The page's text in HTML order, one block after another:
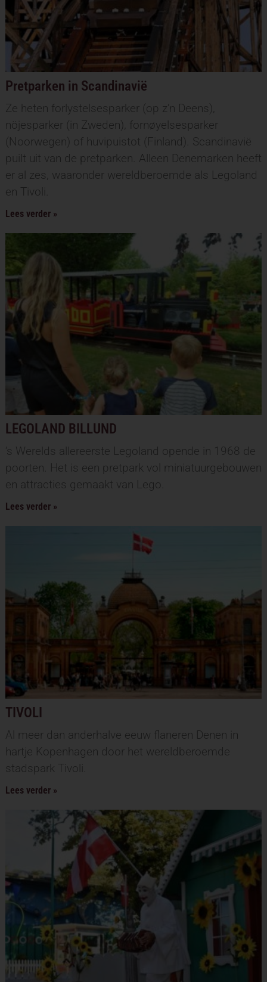
Pretparken in Scandinavië
Ze heten forlystelsesparker (op z’n Deens),
nöjesparker (in Zweden), fornøyelsesparker
(Noorwegen) of huvipuistot (Finland). Scandinavië
puilt uit van de pretparken. Alleen Denemarken heeft
er al zes, waaronder wereldberoemde als Legoland
en Tivoli.
Lees verder »
LEGOLAND BILLUND
’s Werelds allereerste Legoland opende in 1968 de
poorten. Het is een pretpark vol miniatuurgebouwen
en attracties gemaakt van Lego.
Lees verder »
TIVOLI
Al meer dan anderhalve eeuw flaneren Denen in
hartje Kopenhagen door het wereldberoemde
stadspark Tivoli.
Lees verder »